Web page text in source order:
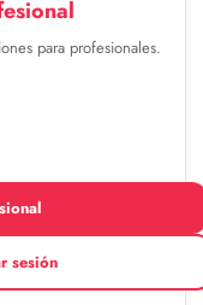
para profesionales.
sesión